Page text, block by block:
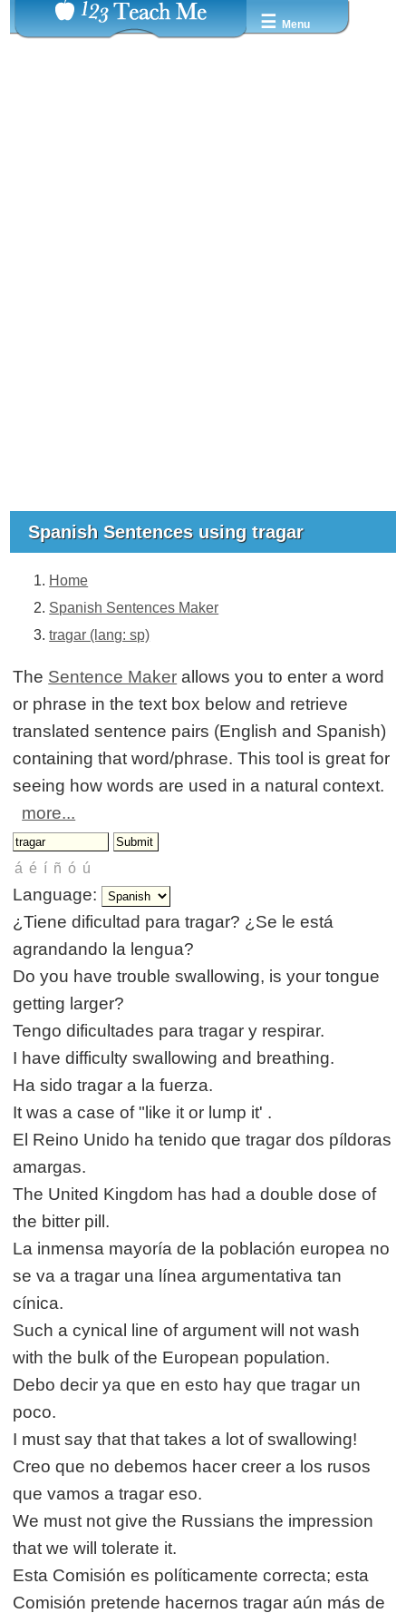
☰ Menu
Spanish Sentences using tragar
Home
Spanish Sentences Maker
tragar (lang: sp)
The Sentence Maker allows you to enter a word
or phrase in the text box below and retrieve
translated sentence pairs (English and Spanish)
containing that word/phrase. This tool is great for
seeing how words are used in a natural context.
more...
Language:
¿Tiene dificultad para tragar? ¿Se le está
agrandando la lengua?
Do you have trouble swallowing, is your tongue
getting larger?
Tengo dificultades para tragar y respirar.
I have difficulty swallowing and breathing.
Ha sido tragar a la fuerza.
It was a case of "like it or lump it' .
El Reino Unido ha tenido que tragar dos píldoras
amargas.
The United Kingdom has had a double dose of
the bitter pill.
La inmensa mayoría de la población europea no
se va a tragar una línea argumentativa tan
cínica.
Such a cynical line of argument will not wash
with the bulk of the European population.
Debo decir ya que en esto hay que tragar un
poco.
I must say that that takes a lot of swallowing!
Creo que no debemos hacer creer a los rusos
que vamos a tragar eso.
We must not give the Russians the impression
that we will tolerate it.
Esta Comisión es políticamente correcta; esta
Comisión pretende hacernos tragar aún más de